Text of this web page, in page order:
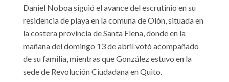
Daniel Noboa siguió el avance del escrutinio en su
residencia de playa en la comuna de Olón, situada en
la costera provincia de Santa Elena, donde en la
mañana del domingo 13 de abril votó acompañado
de su familia, mientras que González estuvo en la
sede de Revolución Ciudadana en Quito.